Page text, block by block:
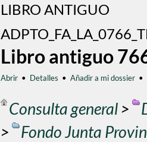
LIBRO ANTIGUO
Libro antiguo
Abrir • Detalles • Añadir a mi dossier •
Consulta general>
>
Fondo Junta